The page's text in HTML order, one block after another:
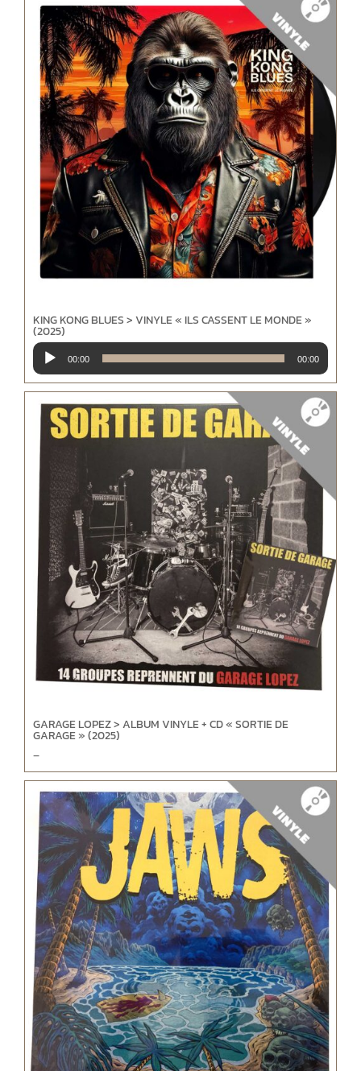
KING KONG BLUES > VINYLE « ILS CASSENT LE MONDE »
(2025)
Lecteur
audio
00:00 00:00
GARAGE LOPEZ > ALBUM VINYLE + CD « SORTIE DE
GARAGE » (2025)
–